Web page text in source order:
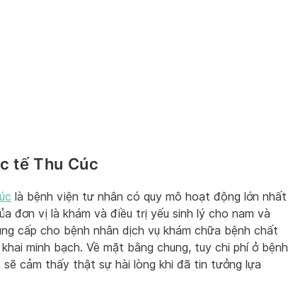
tế Thu Cúc
là bệnh viện tư nhân có quy mô hoạt động lớn nhất
đơn vị là khám và điều trị yếu sinh lý cho nam và
cấp cho bệnh nhân dịch vụ khám chữa bệnh chất
minh bạch. Về mặt bằng chung, tuy chi phí ở bệnh
cảm thấy thật sự hài lòng khi đã tin tưởng lựa